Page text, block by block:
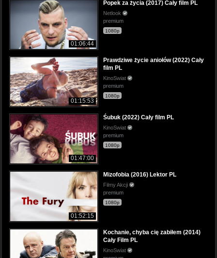
01:06:44
Popek za życia (2017) Cały film PL
Netlook
premium
1080p
01:15:53
Prawdziwe życie aniołów (2022) Cały
film PL
KinoSwiat
premium
1080p
01:47:00
Śubuk (2022) Cały film PL
KinoSwiat
premium
1080p
01:52:15
Mizofobia (2016) Lektor PL
Filmy Akcji
premium
1080p
Kochanie, chyba cię zabiłem (2014)
Cały Film PL
KinoSwiat